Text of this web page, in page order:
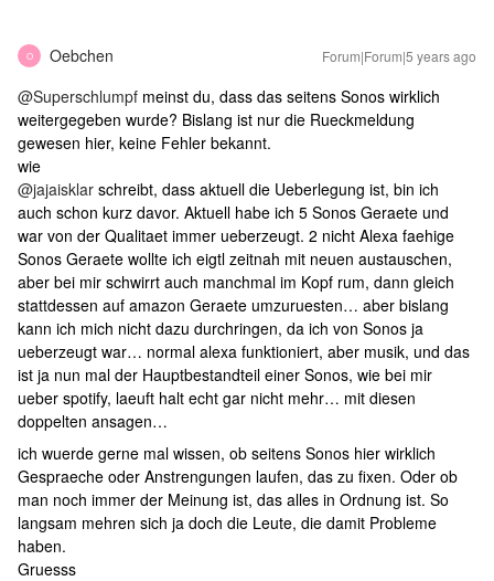
O Oebchen Forum|Forum|5 years ago
@Superschlumpf meinst du, dass das seitens Sonos wirklich
weitergegeben wurde? Bislang ist nur die Rueckmeldung
gewesen hier, keine Fehler bekannt.
wie
@jajaisklar schreibt, dass aktuell die Ueberlegung ist, bin ich
auch schon kurz davor. Aktuell habe ich 5 Sonos Geraete und
war von der Qualitaet immer ueberzeugt. 2 nicht Alexa faehige
Sonos Geraete wollte ich eigtl zeitnah mit neuen austauschen,
aber bei mir schwirrt auch manchmal im Kopf rum, dann gleich
stattdessen auf amazon Geraete umzuruesten… aber bislang
kann ich mich nicht dazu durchringen, da ich von Sonos ja
ueberzeugt war… normal alexa funktioniert, aber musik, und das
ist ja nun mal der Hauptbestandteil einer Sonos, wie bei mir
ueber spotify, laeuft halt echt gar nicht mehr… mit diesen
doppelten ansagen…
ich wuerde gerne mal wissen, ob seitens Sonos hier wirklich
Gespraeche oder Anstrengungen laufen, das zu fixen. Oder ob
man noch immer der Meinung ist, das alles in Ordnung ist. So
langsam mehren sich ja doch die Leute, die damit Probleme
haben.
Gruesss